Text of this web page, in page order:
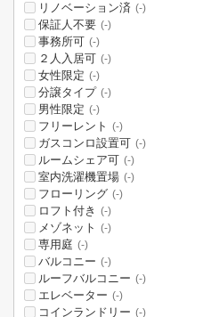
リノベーション済 (-)
保証人不要 (-)
事務所可 (-)
２人入居可 (-)
女性限定 (-)
分譲タイプ (-)
男性限定 (-)
フリーレント (-)
ガスコンロ設置可 (-)
ルームシェア可 (-)
室内洗濯機置場 (-)
フローリング (-)
ロフト付き (-)
メゾネット (-)
専用庭 (-)
バルコニー (-)
ルーフバルコニー (-)
エレベーター (-)
コインランドリー (-)